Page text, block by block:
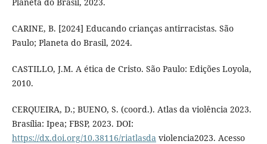
CARINE, B. [2024] Educando crianças antirracistas. São
Paulo; Planeta do Brasil, 2024.
CASTILLO, J.M. A ética de Cristo. São Paulo: Edições Loyola,
2010.
CERQUEIRA, D.; BUENO, S. (coord.). Atlas da violência 2023.
Brasília: Ipea; FBSP, 2023. DOI:
https://dx.doi.org/10.38116/riatlasda violencia2023. Acesso